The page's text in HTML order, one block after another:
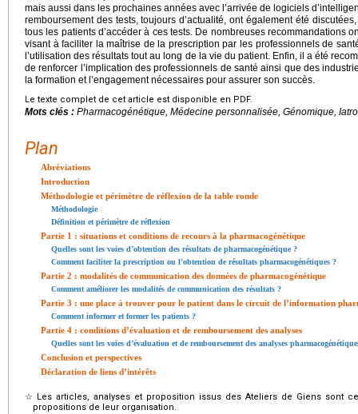
mais aussi dans les prochaines années avec l’arrivée de logiciels
remboursement des tests, toujours d’actualité, ont également été
tous les patients d’accéder à ces tests. De nombreuses recommandations
visant à faciliter la maîtrise de la prescription par les professionnels de
l’utilisation des résultats tout au long de la vie du patient. Enfin, il a été
de renforcer l’implication des professionnels de santé ainsi que des
la formation et l’engagement nécessaires pour assurer son succès.
Le texte complet de cet article est disponible en PDF.
Mots clés : Pharmacogénétique, Médecine personnalisée, Génomique,
Plan
Abréviations
Introduction
Méthodologie et périmètre de réflexion de la table ronde
Méthodologie
Définition et périmètre de réflexion
Partie 1 : situations et conditions de recours à la pharmacogénétique
Quelles sont les voies d’obtention des résultats de pharmacogénétique ?
Comment faciliter la prescription ou l’obtention de résultats pharmacogénétiques ?
Partie 2 : modalités de communication des données de pharmacogénétique
Comment améliorer les modalités de communication des résultats ?
Partie 3 : une place à trouver pour le patient dans le circuit de l’information
Comment informer et former les patients ?
Partie 4 : conditions d’évaluation et de remboursement des analyses
Quelles sont les voies d’évaluation et de remboursement des analyses
Conclusion et perspectives
Déclaration de liens d’intérêts
☆
Les articles, analyses et proposition issus des Ateliers de Giens sont
propositions de leur organisation.